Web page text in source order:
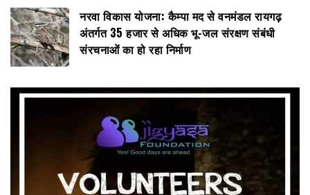
नरवा विकास योजना: कैम्पा मद से वनमंडल रायगढ़
अंतर्गत 35 हजार से अधिक भू-जल संरक्षण संबंधी
संरचनाओं का हो रहा निर्माण